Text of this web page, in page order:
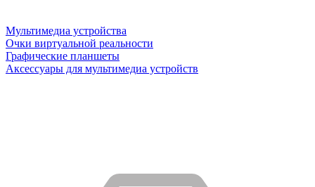
Мультимедиа устройства
Очки виртуальной реальности
Графические планшеты
Аксессуары для мультимедиа устройств